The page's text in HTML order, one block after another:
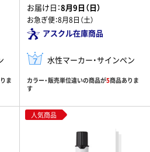
ま
お届け日：8月9日（日）
お急ぎ便：8月8日（土）
アスクル在庫商品
水性マーカー・サインペン
カラー・販売単位違いの商品が5商品ありま
す
人気商品